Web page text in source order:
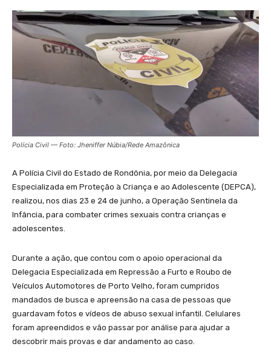
Polícia Civil — Foto: Jheniffer Núbia/Rede Amazônica
A Polícia Civil do Estado de Rondônia, por meio da Delegacia
Especializada em Proteção à Criança e ao Adolescente (DEPCA),
realizou, nos dias 23 e 24 de junho, a Operação Sentinela da
Infância, para combater crimes sexuais contra crianças e
adolescentes.
Durante a ação, que contou com o apoio operacional da
Delegacia Especializada em Repressão a Furto e Roubo de
Veículos Automotores de Porto Velho, foram cumpridos
mandados de busca e apreensão na casa de pessoas que
guardavam fotos e vídeos de abuso sexual infantil. Celulares
foram apreendidos e vão passar por análise para ajudar a
descobrir mais provas e dar andamento ao caso.